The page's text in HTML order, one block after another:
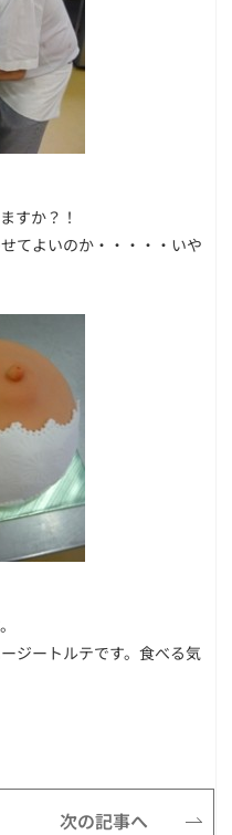
すか？！
てよいのか・・・・・いや
ジートルテです。食べる気
次の記事へ